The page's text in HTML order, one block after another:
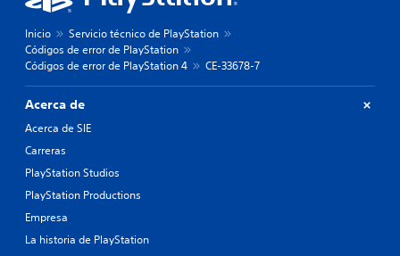
Inicio
Servicio técnico de PlayStation
Códigos de error de PlayStation
Códigos de error de PlayStation 4
CE-33678-7
Acerca de
Acerca de SIE
Carreras
PlayStation Studios
PlayStation Productions
Empresa
La historia de PlayStation